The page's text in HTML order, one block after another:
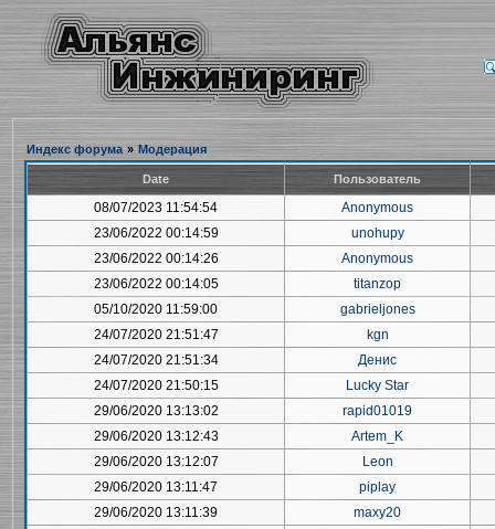
Индекс форума » Модерация
Date Пользователь
08/07/2023 11:54:54
Anonymous
23/06/2022 00:14:59
unohupy
23/06/2022 00:14:26
Anonymous
23/06/2022 00:14:05
titanzop
05/10/2020 11:59:00
gabrieljones
24/07/2020 21:51:47
kgn
24/07/2020 21:51:34
Денис
24/07/2020 21:50:15
Lucky Star
29/06/2020 13:13:02
rapid01019
29/06/2020 13:12:43
Artem_K
29/06/2020 13:12:07
Leon
29/06/2020 13:11:47
piplay
29/06/2020 13:11:39
maxy20